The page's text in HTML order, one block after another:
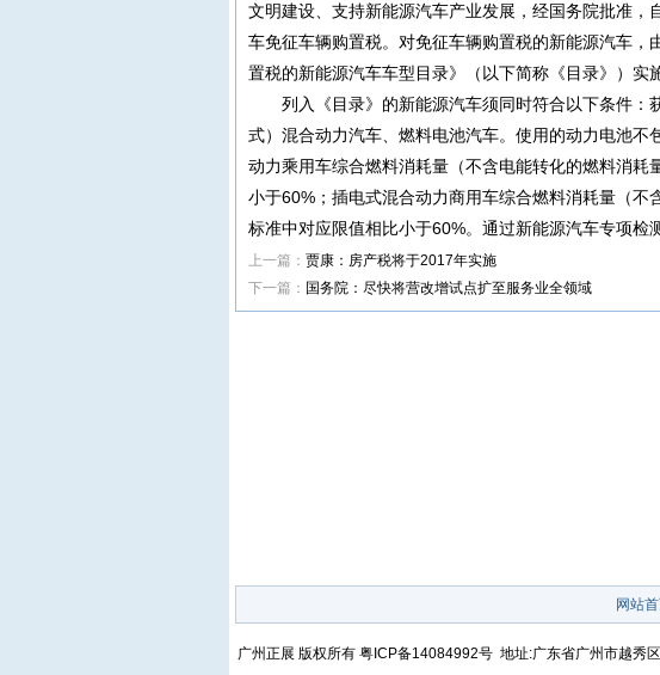
文明建设、支持新能源汽车产业发展，经国务院批准
车免征车辆购置税。对免征车辆购置税的新能源汽车
置税的新能源汽车车型目录》（以下简称《目录》）实
列入《目录》的新能源汽车须同时符合以下条件
式）混合动力汽车、燃料电池汽车。使用的动力电池
动力乘用车综合燃料消耗量（不含电能转化的燃料消
小于60%；插电式混合动力商用车综合燃料消耗量（
标准中对应限值相比小于60%。通过新能源汽车专项检
上一篇： 贾康：房产税将于2017年实施
下一篇： 国务院：尽快将营改增试点扩至服务业全领域
网站
广州正展 版权所有 粤ICP备14084992号 地址:广东省广州市越秀